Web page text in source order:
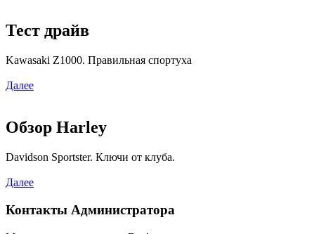
Тест драйв
Kawasaki Z1000. Правильная спортуха
Далее
Обзор Harley
Davidson Sportster. Ключи от клуба.
Далее
Контакты Администратора